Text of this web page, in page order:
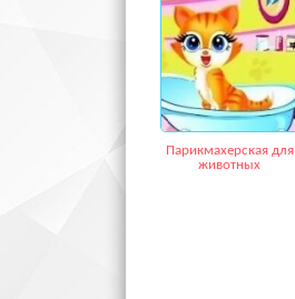
Парикмахерская для
животных